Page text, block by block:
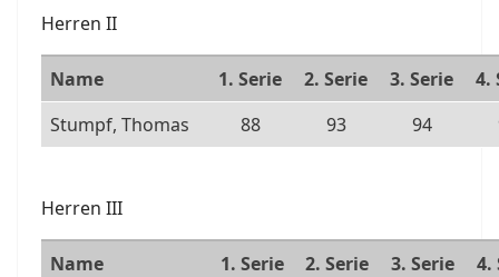
Herren II
Name 1. Serie 2. Serie 3. Serie
4.
Stumpf, Thomas
88 93 94
Herren III
Name 1. Serie 2. Serie 3. Serie
4.